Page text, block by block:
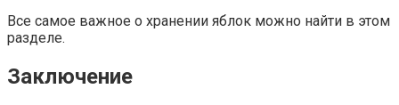
Все самое важное о хранении яблок можно найти в этом
разделе.
Заключение